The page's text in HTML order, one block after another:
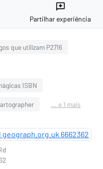
reviews
Partilhar experiência
que utilizam P2716
ISBN
... e 1 mais